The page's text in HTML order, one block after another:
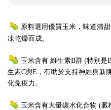
原料選用優質玉米，味道清
凍乾燥而成。
玉米含有 維生素B群 (特別是
生素C與E，有助於支持神經與新
化免疫力。
玉米含有大量碳水化合物 (